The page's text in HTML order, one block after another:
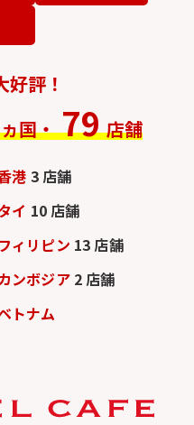
評！
ヵ国・ 79 店舗
港 3 店舗
イ 10 店舗
フィリピン 13 店舗
ンボジア 2 店舗
トナム